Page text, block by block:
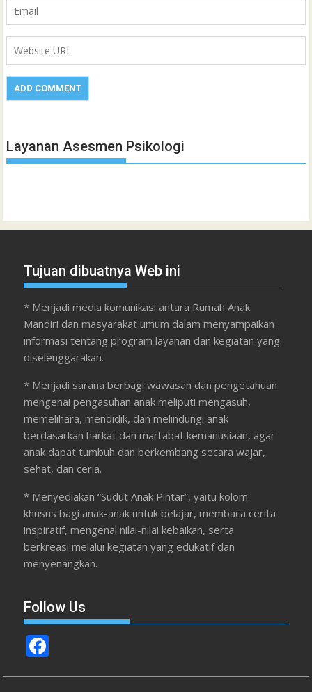
Layanan Asesmen Psikologi
Tujuan dibuatnya Web ini
* Menjadi media komunikasi antara Rumah Anak
Mandiri dan masyarakat umum dalam menyampaikan
informasi tentang program layanan dan kegiatan yang
diselenggarakan.
* Menjadi sarana berbagi wawasan dan pengetahuan
mengenai pengasuhan anak meliputi mengasuh,
memelihara, mendidik, dan melindungi anak
berdasarkan harkat dan martabat kemanusiaan, agar
anak dapat tumbuh dan berkembang secara wajar,
sehat, dan ceria.
* Menyediakan “Sudut Anak Pintar”, yaitu kolom
khusus bagi anak-anak untuk belajar, membaca cerita
inspiratif, mengenal nilai-nilai kebaikan, serta
berkreasi melalui kegiatan yang edukatif dan
menyenangkan.
Follow Us
ac